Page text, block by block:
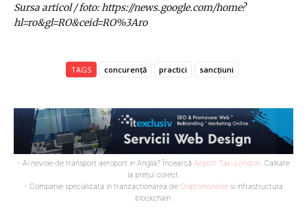
Sursa articol / foto: https://news.google.com/home?
hl=ro&gl=RO&ceid=RO%3Aro
TAGS concurență practici sancțiuni
- Ai nevoie de transport aeroport in Anglia? Încearcă Airport Taxi London. Calitate
la prețul corect.
- Companie specializata in tranzactionarea de Criptomonede si infrastructura
blockchain.